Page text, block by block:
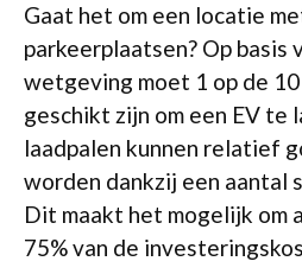
Gaat het om een locatie
parkeerplaatsen? Op basis
wetgeving moet 1 op de
geschikt zijn om een EV te
laadpalen kunnen relatief
worden dankzij een aantal
Dit maakt het mogelijk om
75% van de